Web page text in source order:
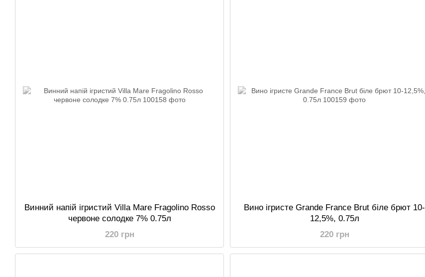
Винний напій ігристий Villa Mare Fragolino Rosso
червоне солодке 7% 0.75л
220 грн
Вино ігристе Grande France Brut біле брют 10-
12,5%, 0.75л
220 грн